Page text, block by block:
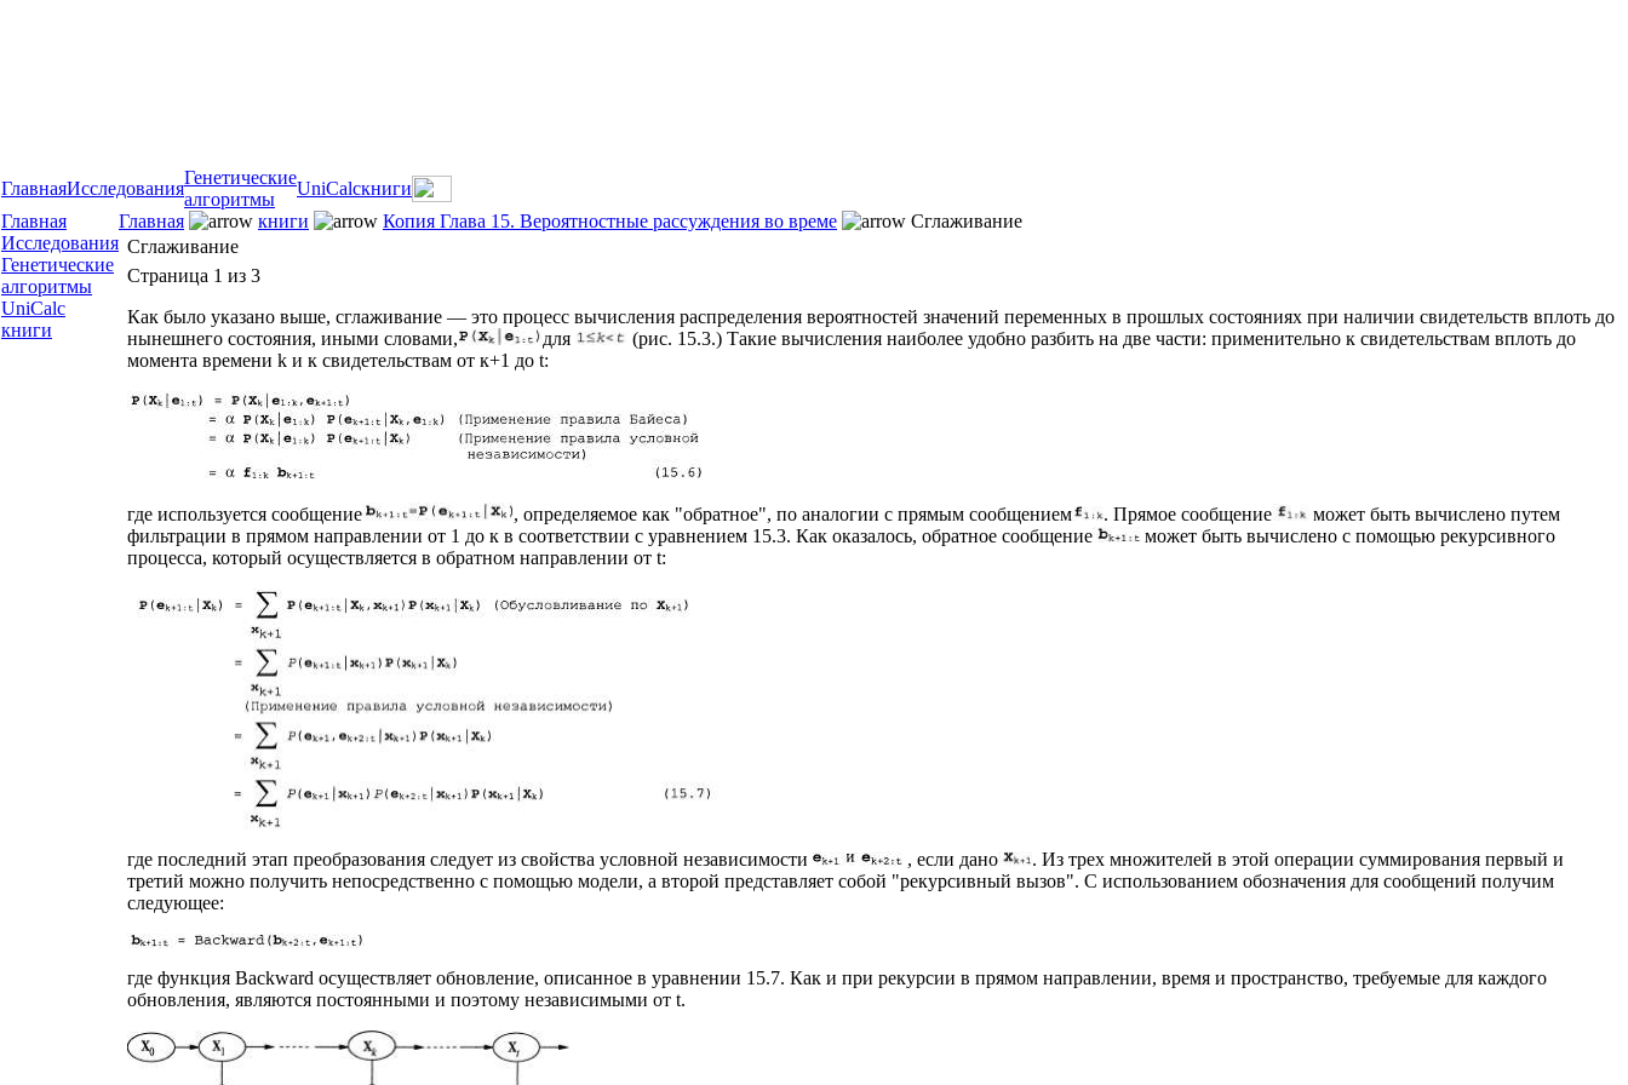
ГлавнаяИсследования
Генетические
алгоритмы
UniCalcкниги
Главная
Исследования
Генетические
алгоритмы
UniCalc
книги
Главная книги Копия Глава 15. Вероятностные рассуждения во време
Сглаживание
Сглаживание
Страница 1 из 3
Как было указано выше, сглаживание — это процесс вычисления распределения вероятностей значений переменных в прошлых состояниях при наличии свидетельств вплоть до
нынешнего состояния, иными словами,
для
(рис. 15.3.) Такие вычисления наиболее удобно разбить на две части: применительно к свидетельствам вплоть до
момента времени k и к свидетельствам от к+1 до t:
где используется сообщение , определяемое как "обратное", по аналогии с прямым сообщением . Прямое сообщение
может быть вычислено путем
фильтрации в прямом направлении от 1 до к в соответствии с уравнением 15.3. Как оказалось, обратное сообщение
может быть вычислено с помощью рекурсивного
процесса, который осуществляется в обратном направлении от t:
где последний этап преобразования следует из свойства условной независимости , если дано
. Из трех множителей в этой операции суммирования первый и
третий можно получить непосредственно с помощью модели, а второй представляет собой "рекурсивный вызов". С использованием обозначения для сообщений получим
следующее:
где функция Backward осуществляет обновление, описанное в уравнении 15.7. Как и при рекурсии в прямом направлении, время и пространство, требуемые для каждого
обновления, являются постоянными и поэтому независимыми от t.